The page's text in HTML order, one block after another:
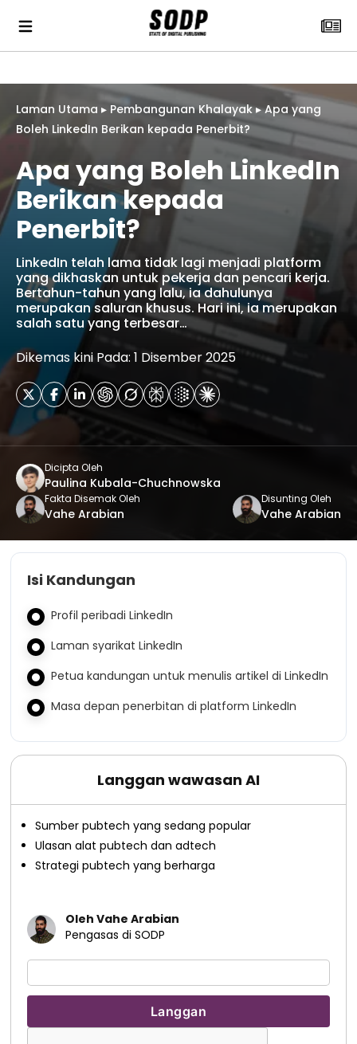
Laman Utama ▸ Pembangunan Khalayak▸Apa yang
Boleh LinkedIn Berikan kepada Penerbit?
Apa yang Boleh LinkedIn
Berikan kepada
Penerbit?
LinkedIn telah lama tidak lagi menjadi platform
yang dikhaskan untuk pekerja dan pencari kerja.
Bertahun-tahun yang lalu, ia dahulunya
merupakan saluran khusus. Hari ini, ia merupakan
salah satu yang terbesar…
Dikemas kini Pada: 1 Disember 2025
Dicipta Oleh
Paulina Kubala-Chuchnowska
Fakta Disemak Oleh
Vahe Arabian
Disunting Oleh
Vahe Arabian
Isi Kandungan
Profil peribadi LinkedIn
Laman syarikat LinkedIn
Petua kandungan untuk menulis artikel di LinkedIn
Masa depan penerbitan di platform LinkedIn
Langgan wawasan AI
Sumber pubtech yang sedang popular
Ulasan alat pubtech dan adtech
Strategi pubtech yang berharga
Oleh Vahe Arabian
Pengasas di SODP